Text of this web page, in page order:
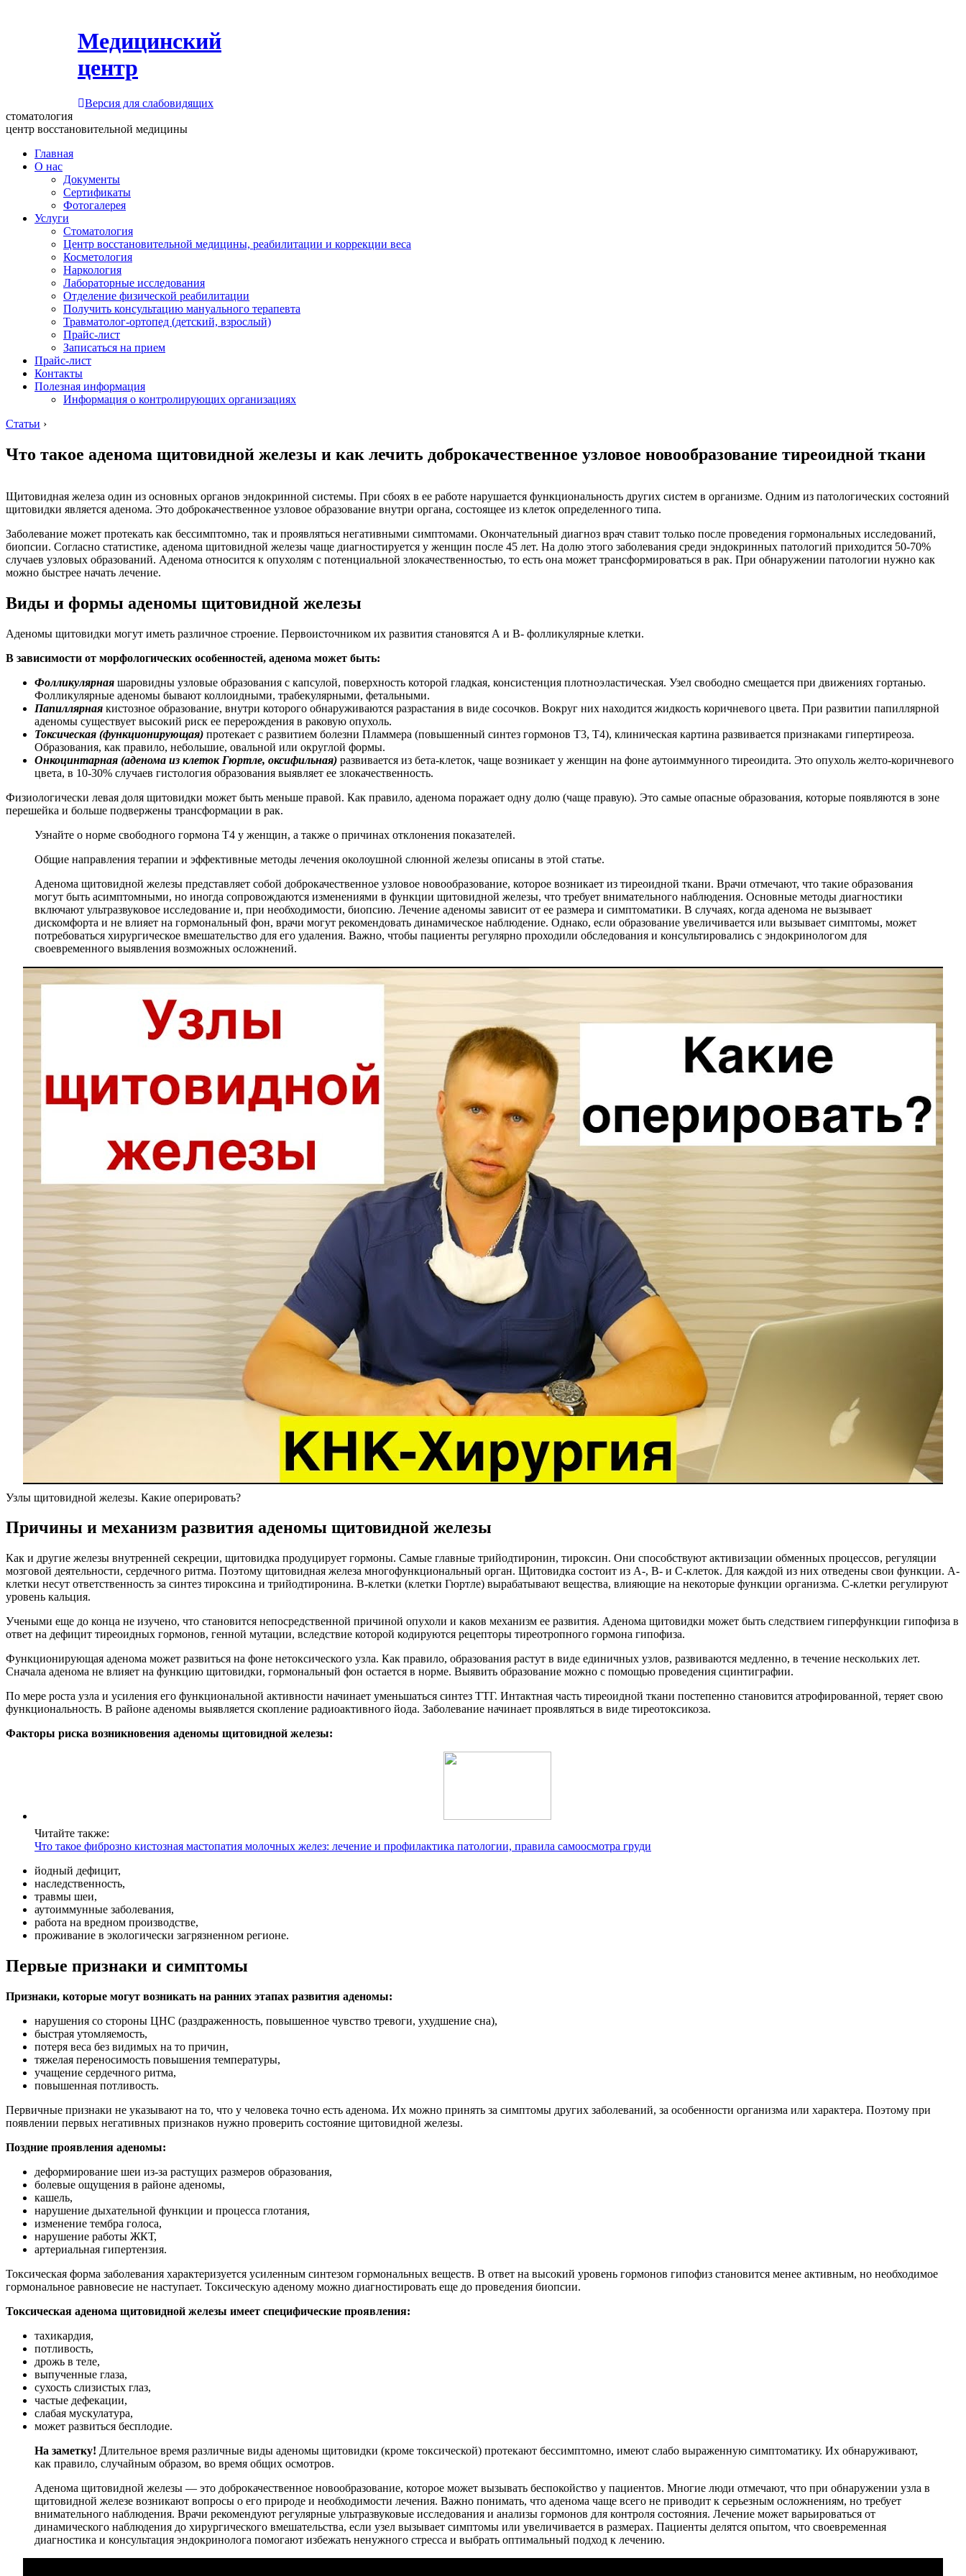
Медицинский
центр
Версия для слабовидящих
стоматология
центр восстановительной медицины
Главная
О нас
Документы
Сертификаты
Фотогалерея
Услуги
Стоматология
Центр восстановительной медицины, реабилитации и коррекции веса
Косметология
Наркология
Лабораторные исследования
Отделение физической реабилитации
Получить консультацию мануального терапевта
Травматолог-ортопед (детский, взрослый)
Прайс-лист
Записаться на прием
Прайс-лист
Контакты
Полезная информация
Информация о контролирующих организациях
Статьи ›
Что такое аденома щитовидной железы и как лечить доброкачественное узловое новообразование тиреоидной ткани
Щитовидная железа один из основных органов эндокринной системы. При сбоях в ее работе нарушается функциональность других систем в организме. Одним из патологических состояний
щитовидки является аденома. Это доброкачественное узловое образование внутри органа, состоящее из клеток определенного типа.
Заболевание может протекать как бессимптомно, так и проявляться негативными симптомами. Окончательный диагноз врач ставит только после проведения гормональных исследований,
биопсии. Согласно статистике, аденома щитовидной железы чаще диагностируется у женщин после 45 лет. На долю этого заболевания среди эндокринных патологий приходится 50-70%
случаев узловых образований. Аденома относится к опухолям с потенциальной злокачественностью, то есть она может трансформироваться в рак. При обнаружении патологии нужно как
можно быстрее начать лечение.
Виды и формы аденомы щитовидной железы
Аденомы щитовидки могут иметь различное строение. Первоисточником их развития становятся А и В- фолликулярные клетки.
В зависимости от морфологических особенностей, аденома может быть:
Фолликулярная шаровидны узловые образования с капсулой, поверхность которой гладкая, консистенция плотноэластическая. Узел свободно смещается при движениях гортанью.
Фолликулярные аденомы бывают коллоидными, трабекулярными, фетальными.
Папиллярная кистозное образование, внутри которого обнаруживаются разрастания в виде сосочков. Вокруг них находится жидкость коричневого цвета. При развитии папиллярной
аденомы существует высокий риск ее перерождения в раковую опухоль.
Токсическая (функционирующая) протекает с развитием болезни Пламмера (повышенный синтез гормонов Т3, Т4), клиническая картина развивается признаками гипертиреоза.
Образования, как правило, небольшие, овальной или округлой формы.
Онкоцинтарная (аденома из клеток Гюртле, оксифильная) развивается из бета-клеток, чаще возникает у женщин на фоне аутоиммунного тиреоидита. Это опухоль желто-коричневого
цвета, в 10-30% случаев гистология образования выявляет ее злокачественность.
Физиологически левая доля щитовидки может быть меньше правой. Как правило, аденома поражает одну долю (чаще правую). Это самые опасные образования, которые появляются в зоне
перешейка и больше подвержены трансформации в рак.
Узнайте о норме свободного гормона Т4 у женщин, а также о причинах отклонения показателей.
Общие направления терапии и эффективные методы лечения околоушной слюнной железы описаны в этой статье.
Аденома щитовидной железы представляет собой доброкачественное узловое новообразование, которое возникает из тиреоидной ткани. Врачи отмечают, что такие образования
могут быть асимптомными, но иногда сопровождаются изменениями в функции щитовидной железы, что требует внимательного наблюдения. Основные методы диагностики
включают ультразвуковое исследование и, при необходимости, биопсию. Лечение аденомы зависит от ее размера и симптоматики. В случаях, когда аденома не вызывает
дискомфорта и не влияет на гормональный фон, врачи могут рекомендовать динамическое наблюдение. Однако, если образование увеличивается или вызывает симптомы, может
потребоваться хирургическое вмешательство для его удаления. Важно, чтобы пациенты регулярно проходили обследования и консультировались с эндокринологом для
своевременного выявления возможных осложнений.
Узлы щитовидной железы. Какие оперировать?
Причины и механизм развития аденомы щитовидной железы
Как и другие железы внутренней секреции, щитовидка продуцирует гормоны. Самые главные трийодтиронин, тироксин. Они способствуют активизации обменных процессов, регуляции
мозговой деятельности, сердечного ритма. Поэтому щитовидная железа многофункциональный орган. Щитовидка состоит из А-, В- и С-клеток. Для каждой из них отведены свои функции. А-
клетки несут ответственность за синтез тироксина и трийодтиронина. В-клетки (клетки Гюртле) вырабатывают вещества, влияющие на некоторые функции организма. С-клетки регулируют
уровень кальция.
Учеными еще до конца не изучено, что становится непосредственной причиной опухоли и каков механизм ее развития. Аденома щитовидки может быть следствием гиперфункции гипофиза в
ответ на дефицит тиреоидных гормонов, генной мутации, вследствие которой кодируются рецепторы тиреотропного гормона гипофиза.
Функционирующая аденома может развиться на фоне нетоксического узла. Как правило, образования растут в виде единичных узлов, развиваются медленно, в течение нескольких лет.
Сначала аденома не влияет на функцию щитовидки, гормональный фон остается в норме. Выявить образование можно с помощью проведения сцинтиграфии.
По мере роста узла и усиления его функциональной активности начинает уменьшаться синтез ТТГ. Интактная часть тиреоидной ткани постепенно становится атрофированной, теряет свою
функциональность. В районе аденомы выявляется скопление радиоактивного йода. Заболевание начинает проявляться в виде тиреотоксикоза.
Факторы риска возникновения аденомы щитовидной железы:
Читайте также:
Что такое фиброзно кистозная мастопатия молочных желез: лечение и профилактика патологии, правила самоосмотра груди
йодный дефицит,
наследственность,
травмы шеи,
аутоиммунные заболевания,
работа на вредном производстве,
проживание в экологически загрязненном регионе.
Первые признаки и симптомы
Признаки, которые могут возникать на ранних этапах развития аденомы:
нарушения со стороны ЦНС (раздраженность, повышенное чувство тревоги, ухудшение сна),
быстрая утомляемость,
потеря веса без видимых на то причин,
тяжелая переносимость повышения температуры,
учащение сердечного ритма,
повышенная потливость.
Первичные признаки не указывают на то, что у человека точно есть аденома. Их можно принять за симптомы других заболеваний, за особенности организма или характера. Поэтому при
появлении первых негативных признаков нужно проверить состояние щитовидной железы.
Поздние проявления аденомы:
деформирование шеи из-за растущих размеров образования,
болевые ощущения в районе аденомы,
кашель,
нарушение дыхательной функции и процесса глотания,
изменение тембра голоса,
нарушение работы ЖКТ,
артериальная гипертензия.
Токсическая форма заболевания характеризуется усиленным синтезом гормональных веществ. В ответ на высокий уровень гормонов гипофиз становится менее активным, но необходимое
гормональное равновесие не наступает. Токсическую аденому можно диагностировать еще до проведения биопсии.
Токсическая аденома щитовидной железы имеет специфические проявления:
тахикардия,
потливость,
дрожь в теле,
выпученные глаза,
сухость слизистых глаз,
частые дефекации,
слабая мускулатура,
может развиться бесплодие.
На заметку! Длительное время различные виды аденомы щитовидки (кроме токсической) протекают бессимптомно, имеют слабо выраженную симптоматику. Их обнаруживают,
как правило, случайным образом, во время общих осмотров.
Аденома щитовидной железы — это доброкачественное новообразование, которое может вызывать беспокойство у пациентов. Многие люди отмечают, что при обнаружении узла в
щитовидной железе возникают вопросы о его природе и необходимости лечения. Важно понимать, что аденома чаще всего не приводит к серьезным осложнениям, но требует
внимательного наблюдения. Врачи рекомендуют регулярные ультразвуковые исследования и анализы гормонов для контроля состояния. Лечение может варьироваться от
динамического наблюдения до хирургического вмешательства, если узел вызывает симптомы или увеличивается в размерах. Пациенты делятся опытом, что своевременная
диагностика и консультация эндокринолога помогают избежать ненужного стресса и выбрать оптимальный подход к лечению.